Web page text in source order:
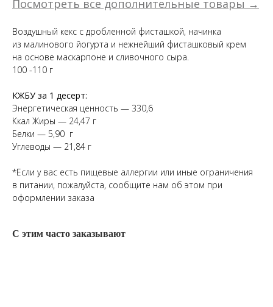
Посмотреть все дополнительные товары →
Воздушный кекс с дробленной фисташкой, начинка
из малинового йогурта и нежнейший фисташковый крем
на основе маскарпоне и сливочного сыра.
100 -110 г
КЖБУ за 1 десерт:
Энергетическая ценность — 330,6
Ккал Жиры — 24,47 г
Белки — 5,90 г
Углеводы — 21,84 г
*Если у вас есть пищевые аллергии или иные ограничения
в питании, пожалуйста, сообщите нам об этом при
оформлении заказа
С этим часто заказывают